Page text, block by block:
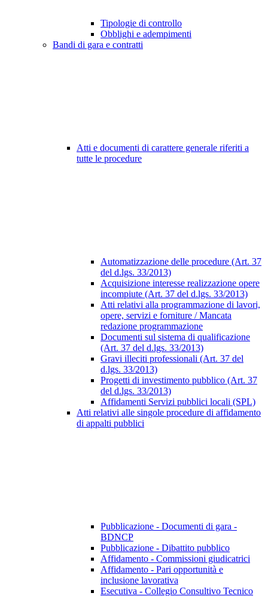
Tipologie di controllo
Obblighi e adempimenti
Bandi di gara e contratti
Atti e documenti di carattere generale riferiti a
tutte le procedure
Automatizzazione delle procedure (Art. 37
del d.lgs. 33/2013)
Acquisizione interesse realizzazione opere
incompiute (Art. 37 del d.lgs. 33/2013)
Atti relativi alla programmazione di lavori,
opere, servizi e forniture / Mancata
redazione programmazione
Documenti sul sistema di qualificazione
(Art. 37 del d.lgs. 33/2013)
Gravi illeciti professionali (Art. 37 del
d.lgs. 33/2013)
Progetti di investimento pubblico (Art. 37
del d.lgs. 33/2013)
Affidamenti Servizi pubblici locali (SPL)
Atti relativi alle singole procedure di affidamento
di appalti pubblici
Pubblicazione - Documenti di gara -
BDNCP
Pubblicazione - Dibattito pubblico
Affidamento - Commissioni giudicatrici
Affidamento - Pari opportunità e
inclusione lavorativa
Esecutiva - Collegio Consultivo Tecnico